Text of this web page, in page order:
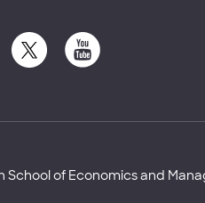
School of Economics and